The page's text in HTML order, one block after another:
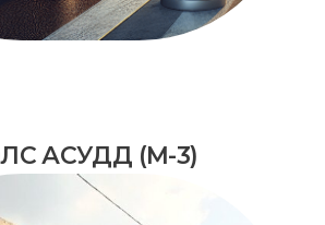
АСУДД (М-3)